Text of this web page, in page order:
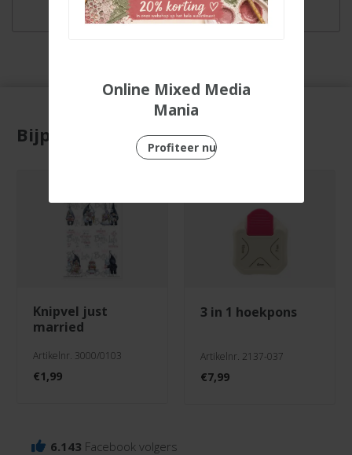
Bijpassende producten
knipvel just
married
Artikelnr. 3000/0103
€1,99
3 in 1 hoekpons
Artikelnr. 2137-037
€7,99
6.143 Facebook volgers
Online Mixed Media
Mania
Profiteer nu